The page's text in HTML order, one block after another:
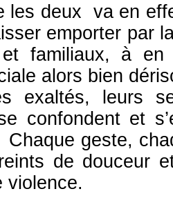
les deux va en
emporter par
et familiaux, à
alors bien
exaltés, leurs
confondent et
geste,
de douceur
violence.